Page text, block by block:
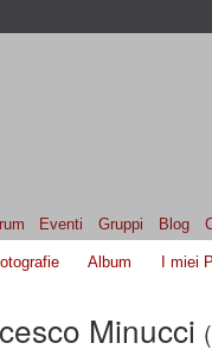
Eventi Gruppi Blog
Album I miei
Minucci